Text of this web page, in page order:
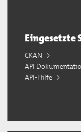
Eingesetzte
CKAN
API
API-Hilfe